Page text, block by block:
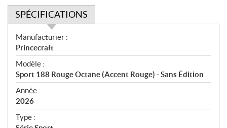
SPÉCIFICATIONS
S
p
é
c
i
f
i
c
a
Manufacturier :
Princecraft
Modèle :
Sport 188 Rouge Octane (Accent Rouge) - Sans Édition
Année :
2026
Type :